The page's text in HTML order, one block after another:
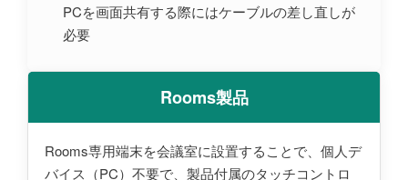
PCを画面共有する際にはケーブルの差し直しが
必要
Rooms製品
Rooms専用端末を会議室に設置することで、個人デ
バイス（PC）不要で、製品付属のタッチコントロ